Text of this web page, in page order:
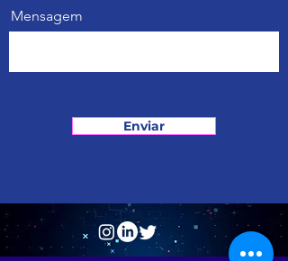
Mensagem
Enviar